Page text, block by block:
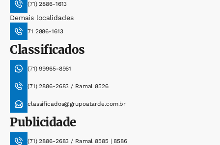
(71) 2886-1613
Demais localidades
71 2886-1613
Classificados
(71) 99965-8961
(71) 2886-2683 / Ramal 8526
classificados@grupoatarde.com.br
Publicidade
(71) 2886-2683 / Ramal 8585 | 8586